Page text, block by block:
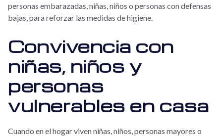
personas embarazadas, niñas, niños o personas con defensas
bajas, para reforzar las medidas de higiene.
Convivencia con
niñas, niños y
personas
vulnerables en casa
Cuando en el hogar viven niñas, niños, personas mayores o